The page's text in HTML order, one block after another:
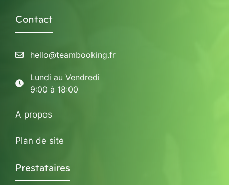
Contact
hello@teambooking.fr
Lundi au Vendredi
9:00 à 18:00
A propos
Plan de site
Prestataires